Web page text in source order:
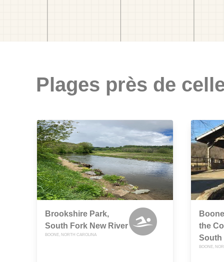
Plages près de
Brookshire Park,
South Fork New River
BOONE, NORTH CAROLINA
the
South
BOONE,